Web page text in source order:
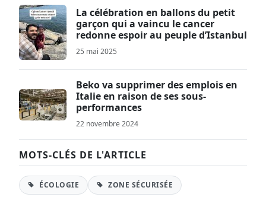
La célébration en ballons du petit
garçon qui a vaincu le cancer
redonne espoir au peuple d’Istanbul
25 mai 2025
Beko va supprimer des emplois en
Italie en raison de ses sous-
performances
22 novembre 2024
MOTS-CLÉS DE L'ARTICLE
ÉCOLOGIE ZONE SÉCURISÉE